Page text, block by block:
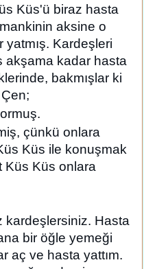
Küs'ü biraz hasta
aksine o
Kardeşleri
akşama kadar hasta
bakmışlar ki
çünkü onlara
Küs ile konuşmak
Küs Küs onlara
kardeşlersiniz. Hasta
bir öğle yemeği
aç ve hasta yattım.